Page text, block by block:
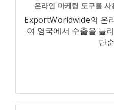
온라인 마케팅 도구를
ExportWorldwide의 온
여 영국에서 수출을 늘
단